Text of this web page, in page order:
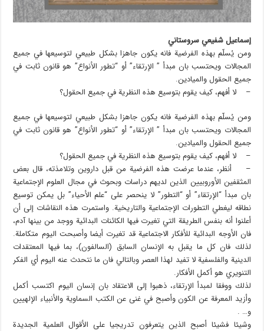
إسماعيل شفيعي سروستاني
ومن يُسلّم بهذه الفرضية فانه يكون جاهزا بشكل طبيعي لتوسيعها في جميع
المجالات ويحتسب بان مبدأ ” الإرتقاء” أو “تطور الأنواع” هو قانون ثابت في
جميع الحقول والميادين.
– لا أفهم، كيف يقوم بتوسيع هذه النظرية في جميع الحقول؟
ومن يُسلّم بهذه الفرضية فانه يكون جاهزا بشكل طبيعي لتوسيعها في جميع
المجالات ويحتسب بان مبدأ ” الإرتقاء” أو “تطور الأنواع” هو قانون ثابت في
جميع الحقول والميادين.
– لا أفهم، كيف يقوم بتوسيع هذه النظرية في جميع الحقول؟
– أنظر، عندما عرضت هذه الفرضية من قبل داروين وتلامذته، قال بعض
المثقفين الأوروبيين الذين لديهم دراسات وبحوث في مجال العلوم الإجتماعية
بان مبدأ “الإرتقاء” أو “التطور” لا ينحصر على “علم الأحياء” بل يمكن توسيع
نطاقه ليغطي التطورات الإجتماعية والتاريخية. واستمرت هذه النقاشات إلى أن
أعلنوا أنه بنفس الطريقة التي تغيرت فيها الكائنات البدائية ووجد من بينها آدم،
فان الأوجه البدائية للأفكار الاجتماعية قد تغيرت أيضا وأصبحت اليوم متكاملة.
لذلك فان كل ما يقبل به الإنسان السابق (السالفون)، بما فيها المعتقدات
الدينية والفلسفية لا تفيد لهذا العصر وبالتالي فان ما نتحدث عنه اليوم أي الفكر
التنويري هو أكمل الأفكار.
لذلك ووفقا لمبدأ الإرتقاء، ذهبوا إلى الاعتقاد بان إنسان اليوم اكتسب أكمل
وأزيد المعرفة عن الكون وأصبح في غنى عن الكتب السماوية والأنبياء الإلهيين
و… .
وشيئا فشيئا أصبح الذين يتعرفون تدريجيا على الأقوال العلمية الجديدة